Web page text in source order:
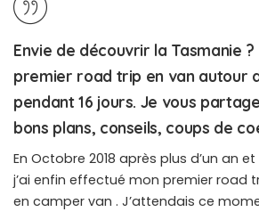
Envie de découvrir la Tasmanie
premier road trip en van autour
pendant 16 jours. Je vous
bons plans, conseils, coups de
En Octobre 2018 après plus d’un an
j’ai enfin effectué mon premier road
en camper van . J’attendais ce